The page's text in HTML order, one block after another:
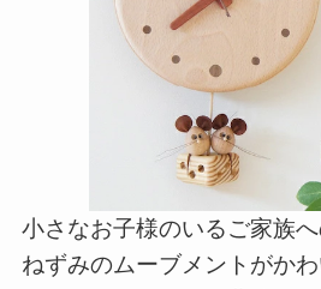
小さなお子様のいるご家族へ
ねずみのムーブメントがか